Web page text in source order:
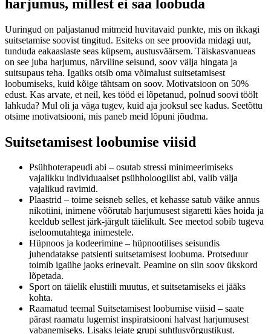
harjumus, millest ei saa loobuda
Uuringud on paljastanud mitmeid huvitavaid punkte, mis on ikkagi
suitsetamise soovist tingitud. Esiteks on see proovida midagi uut,
tunduda eakaaslaste seas küpsem, austusväärsem. Täiskasvanueas
on see juba harjumus, närviline seisund, soov välja hingata ja
suitsupaus teha. Igaüks otsib oma võimalust suitsetamisest
loobumiseks, kuid kõige tähtsam on soov. Motivatsioon on 50%
edust. Kas arvate, et neil, kes tööd ei lõpetanud, polnud soovi töölt
lahkuda? Mul oli ja väga tugev, kuid aja jooksul see kadus. Seetõttu
otsime motivatsiooni, mis paneb meid lõpuni jõudma.
Suitsetamisest loobumise viisid
Psühhoterapeudi abi – osutab stressi minimeerimiseks
vajalikku individuaalset psühholoogilist abi, valib välja
vajalikud ravimid.
Plaastrid – toime seisneb selles, et kehasse satub väike annus
nikotiini, inimene võõrutab harjumusest sigaretti käes hoida ja
keeldub sellest järk-järgult täielikult. See meetod sobib tugeva
iseloomutahtega inimestele.
Hüpnoos ja kodeerimine – hüpnootilises seisundis
juhendatakse patsienti suitsetamisest loobuma. Protseduur
toimib igaühe jaoks erinevalt. Peamine on siin soov ükskord
lõpetada.
Sport on täielik elustiili muutus, et suitsetamiseks ei jääks
kohta.
Raamatud teemal Suitsetamisest loobumise viisid – saate
pärast raamatu lugemist inspiratsiooni halvast harjumusest
vabanemiseks. Lisaks leiate grupi suhtlusvõrgustikust.